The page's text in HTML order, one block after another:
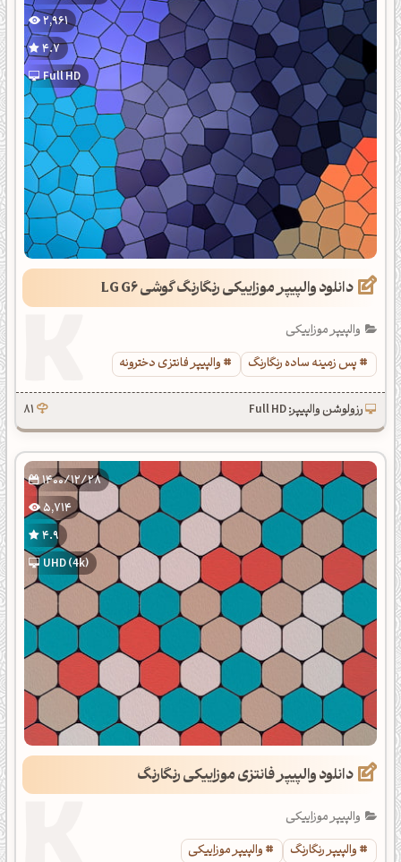
2,961
4.7
Full HD
دانلود والپیپر موزاییکی رنگارنگ گوشی LG G6
والپیپر موزاییکی
پس زمینه ساده رنگارنگ
والپیپر فانتزی دخترونه
رزولوشن والپیپر: Full HD 81
1400/12/28
5,714
4.9
UHD (4k)
دانلود والپیپر فانتزی موزاییکی رنگارنگ
والپیپر موزاییکی
والپیپر رنگارنگ
والپیپر موزاییکی